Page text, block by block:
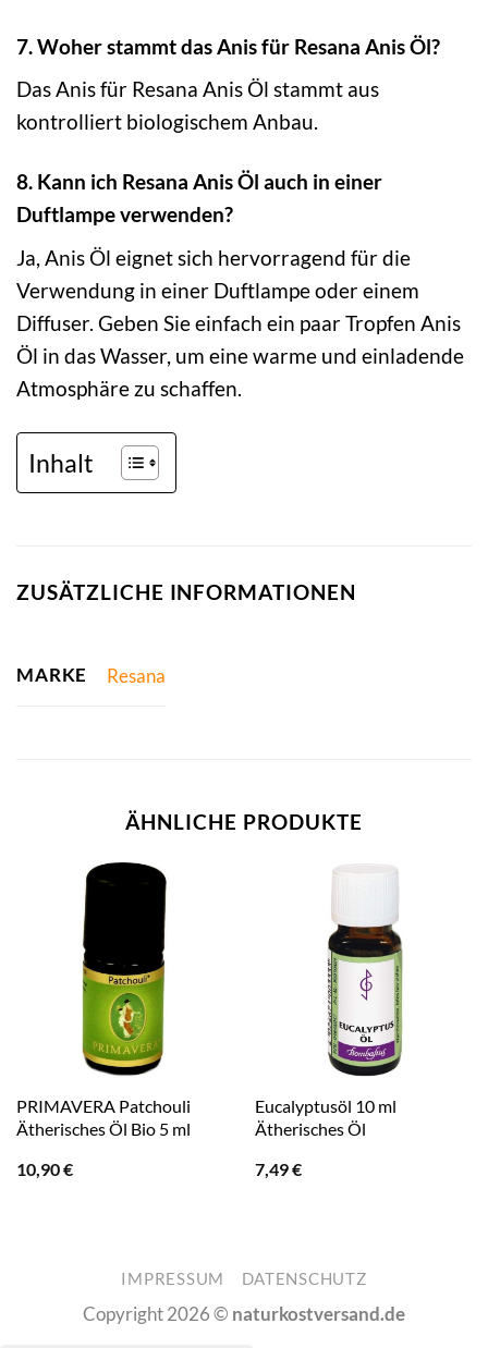
7. Woher stammt das Anis für Resana Anis Öl?
Das Anis für Resana Anis Öl stammt aus
kontrolliert biologischem Anbau.
8. Kann ich Resana Anis Öl auch in einer
Duftlampe verwenden?
Ja, Anis Öl eignet sich hervorragend für die
Verwendung in einer Duftlampe oder einem
Diffuser. Geben Sie einfach ein paar Tropfen Anis
Öl in das Wasser, um eine warme und einladende
Atmosphäre zu schaffen.
Inhalt
ZUSÄTZLICHE INFORMATIONEN
MARKE Resana
ÄHNLICHE PRODUKTE
PRIMAVERA Patchouli
Ätherisches Öl Bio 5 ml
10,90€
Eucalyptusöl 10 ml
Ätherisches Öl
7,49€
IMPRESSUM DATENSCHUTZ
Copyright 2026 © naturkostversand.de